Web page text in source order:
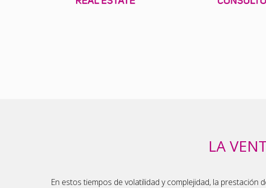
LA
En estos tiempos de volatilidad y complejidad, la